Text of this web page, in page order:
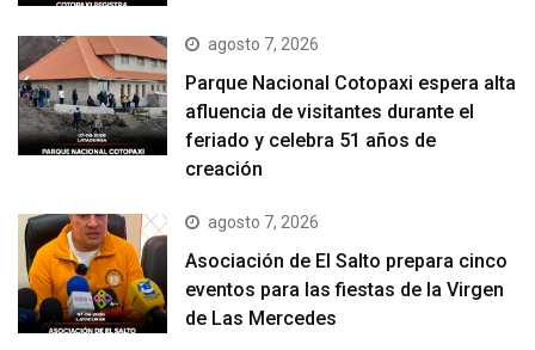
agosto 7, 2026
Parque Nacional Cotopaxi espera alta
afluencia de visitantes durante el
feriado y celebra 51 años de
creación
agosto 7, 2026
Asociación de El Salto prepara cinco
eventos para las fiestas de la Virgen
de Las Mercedes